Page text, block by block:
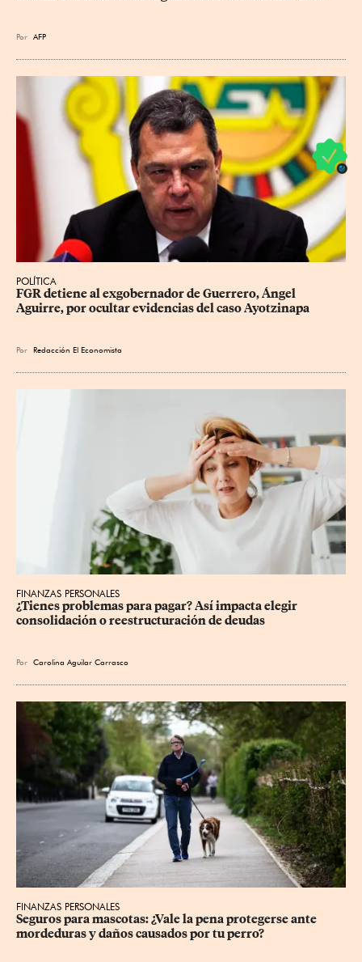
Por AFP
POLÍTICA
FGR detiene al exgobernador de Guerrero, Ángel
Aguirre, por ocultar evidencias del caso Ayotzinapa
Por Redacción El Economista
FINANZAS PERSONALES
¿Tienes problemas para pagar? Así impacta elegir
consolidación o reestructuración de deudas
Por Carolina Aguilar Carrasco
FINANZAS PERSONALES
Seguros para mascotas: ¿Vale la pena protegerse ante
mordeduras y daños causados por tu perro?